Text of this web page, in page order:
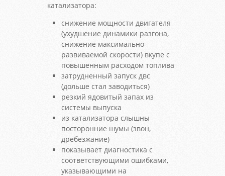
катализатора:
снижение мощности двигателя
(ухудшение динамики разгона,
снижение максимально-
развиваемой скорости) вкупе с
повышенным расходом топлива
затрудненный запуск двс
(дольше стал заводиться)
резкий ядовитый запах из
системы выпуска
из катализатора слышны
посторонние шумы (звон,
дребезжание)
показывает диагностика с
соответствующими ошибками,
указывающими на